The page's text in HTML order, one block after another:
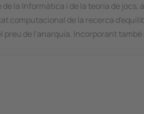
la Informàtica i de la teoria de
computacional de la recerca
de l'anarquia. Incorporant